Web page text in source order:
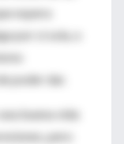
espera
por sí sola, o
poder dar.
buena vida
pero